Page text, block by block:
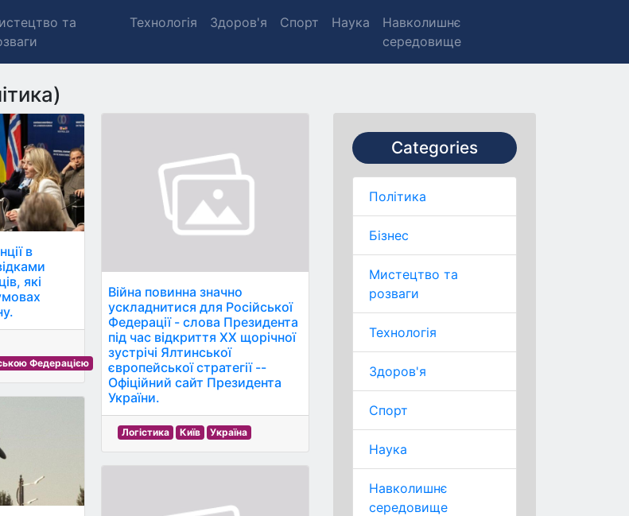
та
Технологія Здоров'я Спорт Наука
Навколишнє
середовище
Categories
Політика
Бізнес
Мистецтво та
розваги
Технологія
Здоров'я
Спорт
Наука
Навколишнє
середовище
в
які
Федерацією
Війна повинна значно
ускладнитися для Російської
Федерації - слова Президента
під час відкриття ХХ щорічної
зустрічі Ялтинської
європейської стратегії --
Офіційний сайт Президента
України.
Логістика Київ Україна